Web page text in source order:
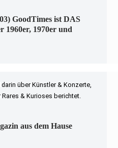
GoodTimes ist DAS
1960er, 1970er und
über Künstler & Konzerte,
Rares & Kurioses berichtet.
aus dem Hause